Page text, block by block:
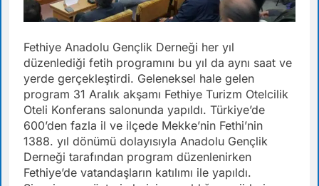
Fethiye Anadolu Gençlik Derneği her yıl
düzenlediği fetih programını bu yıl da aynı saat ve
yerde gerçekleştirdi. Geleneksel hale gelen
program 31 Aralık akşamı Fethiye Turizm Otelcilik
Oteli Konferans salonunda yapıldı. Türkiye’de
600’den fazla il ve ilçede Mekke’nin Fethi’nin
1388. yıl dönümü dolayısıyla Anadolu Gençlik
Derneği tarafından program düzenlenirken
Fethiye’de vatandaşların katılımı ile yapıldı.